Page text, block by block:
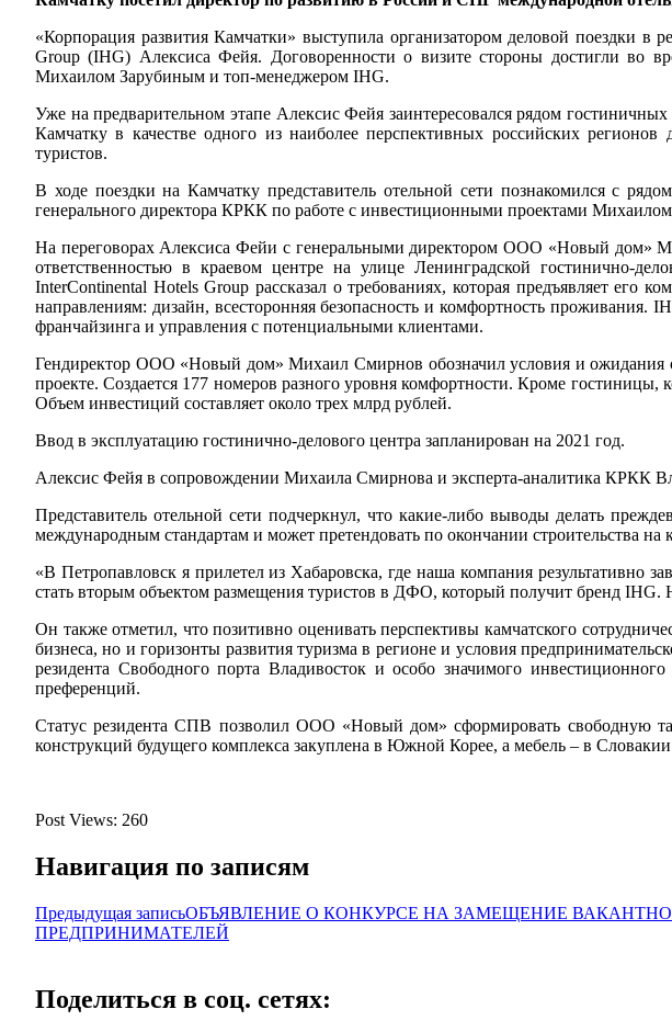
«Корпорация развития Камчатки» выступила организатором деловой поездки
Group (IHG) Алексиса Фейя. Договоренности о визите стороны достигли во
Михаилом Зарубиным и топ-менеджером IHG.
Уже на предварительном этапе Алексис Фейя заинтересовался рядом
Камчатку в качестве одного из наиболее перспективных российских
туристов.
В ходе поездки на Камчатку представитель отельной сети познакомился с
генерального директора КРКК по работе с инвестиционными проектами
На переговорах Алексиса Фейи с генеральными директором ООО «Новый дом»
ответственностью в краевом центре на улице Ленинградской гостинично-
InterContinental Hotels Group рассказал о требованиях, которая предъявляет
направлениям: дизайн, всесторонняя безопасность и комфортность проживания.
франчайзинга и управления с потенциальными клиентами.
Гендиректор ООО «Новый дом» Михаил Смирнов обозначил условия и ожидания
проекте. Создается 177 номеров разного уровня комфортности. Кроме
Объем инвестиций составляет около трех млрд рублей.
Ввод в эксплуатацию гостинично-делового центра запланирован на 2021 год.
Алексис Фейя в сопровождении Михаила Смирнова и эксперта-аналитика КРКК
Представитель отельной сети подчеркнул, что какие-либо выводы делать
международным стандартам и может претендовать по окончании строительства на
«В Петропавловск я прилетел из Хабаровска, где наша компания
стать вторым объектом размещения туристов в ДФО, который получит бренд
Он также отметил, что позитивно оценивать перспективы камчатского
бизнеса, но и горизонты развития туризма в регионе и условия
резидента Свободного порта Владивосток и особо значимого
преференций.
Статус резидента СПВ позволил ООО «Новый дом» сформировать свободную
конструкций будущего комплекса закуплена в Южной Корее, а мебель – в
Post Views: 260
Навигация по записям
Предыдущая записьОБЪЯВЛЕНИЕ О КОНКУРСЕ НА ЗАМЕЩЕНИЕ
ПРЕДПРИНИМАТЕЛЕЙ
Поделиться в соц. сетях: